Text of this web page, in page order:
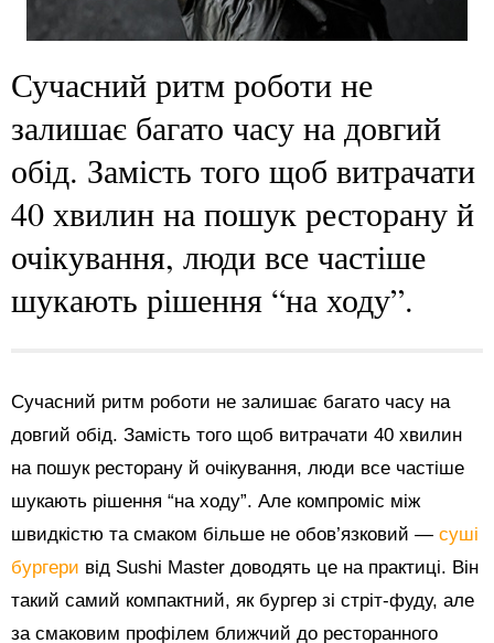
Сучасний ритм роботи не
залишає багато часу на довгий
обід. Замість того щоб витрачати
40 хвилин на пошук ресторану й
очікування, люди все частіше
шукають рішення “на ходу”.
Сучасний ритм роботи не залишає багато часу на
довгий обід. Замість того щоб витрачати 40 хвилин
на пошук ресторану й очікування, люди все частіше
шукають рішення “на ходу”. Але компроміс між
швидкістю та смаком більше не обов’язковий — суші
бургери від Sushi Master доводять це на практиці. Він
такий самий компактний, як бургер зі стріт-фуду, але
за смаковим профілем ближчий до ресторанного